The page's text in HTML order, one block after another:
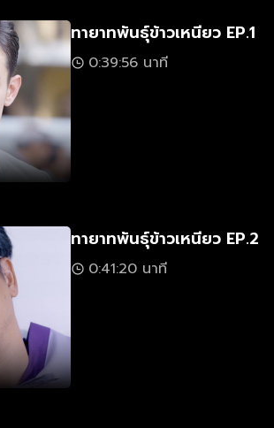
ทายาทพันธุ์ข้าวเหนียว EP.1
0:39:56 นาที
ทายาทพันธุ์ข้าวเหนียว EP.2
0:41:20 นาที